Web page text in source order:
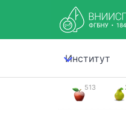
Институт
513